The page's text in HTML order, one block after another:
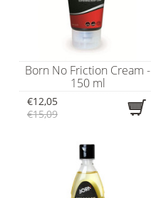
Born No Friction Cream -
150 ml
€12,05
€15,09